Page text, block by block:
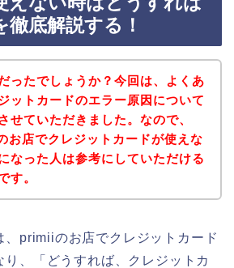
底解説する！
ったでしょうか？今回は、よくあ
ットカードのエラー原因について
せていただきました。なので、
お店でクレジットカードが使えな
なった人は参考にしていただける
す。
、primiiのお店でクレジットカード
り、「どうすれば、クレジットカ